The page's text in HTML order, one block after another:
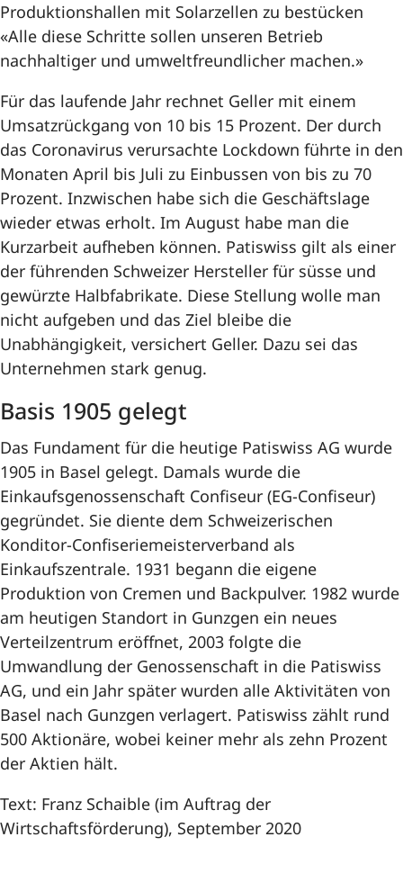
Produktionshallen mit Solarzellen zu bestücken
«Alle diese Schritte sollen unseren Betrieb
nachhaltiger und umweltfreundlicher machen.»
Für das laufende Jahr rechnet Geller mit einem
Umsatzrückgang von 10 bis 15 Prozent. Der durch
das Coronavirus verursachte Lockdown führte in den
Monaten April bis Juli zu Einbussen von bis zu 70
Prozent. Inzwischen habe sich die Geschäftslage
wieder etwas erholt. Im August habe man die
Kurzarbeit aufheben können. Patiswiss gilt als einer
der führenden Schweizer Hersteller für süsse und
gewürzte Halbfabrikate. Diese Stellung wolle man
nicht aufgeben und das Ziel bleibe die
Unabhängigkeit, versichert Geller. Dazu sei das
Unternehmen stark genug.
Basis 1905 gelegt
Das Fundament für die heutige Patiswiss AG wurde
1905 in Basel gelegt. Damals wurde die
Einkaufsgenossenschaft Confiseur (EG-Confiseur)
gegründet. Sie diente dem Schweizerischen
Konditor-Confiseriemeisterverband als
Einkaufszentrale. 1931 begann die eigene
Produktion von Cremen und Backpulver. 1982 wurde
am heutigen Standort in Gunzgen ein neues
Verteilzentrum eröffnet, 2003 folgte die
Umwandlung der Genossenschaft in die Patiswiss
AG, und ein Jahr später wurden alle Aktivitäten von
Basel nach Gunzgen verlagert. Patiswiss zählt rund
500 Aktionäre, wobei keiner mehr als zehn Prozent
der Aktien hält.
Text: Franz Schaible (im Auftrag der
Wirtschaftsförderung), September 2020